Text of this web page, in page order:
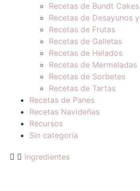
Recetas de Bundt Cakes
Recetas de Desayunos
Recetas de Frutas
Recetas de Galletas
Recetas de Helados
Recetas de Mermeladas
Recetas de Sorbetes
Recetas de Tartas
Recetas de Panes
Recetas Navideñas
Recursos
Sin categoría
ingredientes